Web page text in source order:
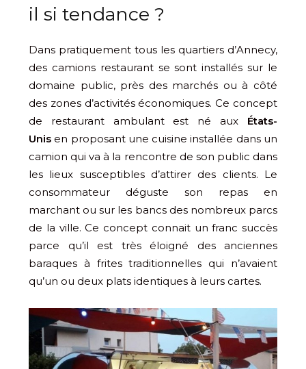
il si tendance ?
Dans pratiquement tous les quartiers d’Annecy,
des camions restaurant se sont installés sur le
domaine public, près des marchés ou à côté
des zones d’activités économiques. Ce concept
de restaurant ambulant est né aux États-
Unis en proposant une cuisine installée dans un
camion qui va à la rencontre de son public dans
les lieux susceptibles d’attirer des clients. Le
consommateur déguste son repas en
marchant ou sur les bancs des nombreux parcs
de la ville. Ce concept connait un franc succès
parce qu’il est très éloigné des anciennes
baraques à frites traditionnelles qui n’avaient
qu’un ou deux plats identiques à leurs cartes.